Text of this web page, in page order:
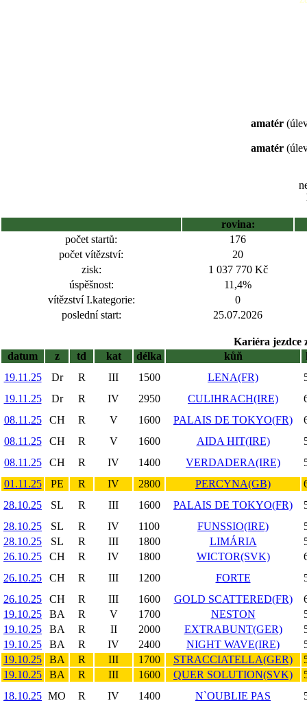
amatér
amatér
rovina:
počet startů:
176
počet vítězství:
20
zisk:
1 037 770 Kč
úspěšnost:
11,4%
vítězství I.kategorie:
0
poslední start:
25.07.2026
Kariéra jezdce
datum
z td kat délka kůň
19.11.25
Dr R III 1500 LENA(FR)
19.11.25
Dr R IV 2950 CULIHRACH(IRE)
08.11.25
CH R V 1600 PALAIS DE TOKYO(FR)
08.11.25
CH R V 1600 AIDA HIT(IRE)
08.11.25
CH R IV 1400 VERDADERA(IRE)
01.11.25
PE R IV 2800 PERCYNA(GB)
28.10.25
SL R III 1600 PALAIS DE TOKYO(FR)
28.10.25
SL R IV 1100 FUNSSIO(IRE)
28.10.25
SL R III 1800 LIMÁRIA
26.10.25
CH R IV 1800 WICTOR(SVK)
26.10.25
CH R III 1200 FORTE
26.10.25
CH R III 1600 GOLD SCATTERED(FR)
19.10.25
BA R V 1700 NESTON
19.10.25
BA R II 2000 EXTRABUNT(GER)
19.10.25
BA R IV 2400 NIGHT WAVE(IRE)
19.10.25
BA R III 1700 STRACCIATELLA(GER)
19.10.25
BA R III 1600 QUER SOLUTION(SVK)
18.10.25 MO R IV 1400 N`OUBLIE PAS